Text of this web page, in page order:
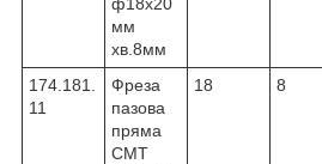
мм
хв.8мм
174.181.
11
Фреза
пазова
пряма
CMT
18 8